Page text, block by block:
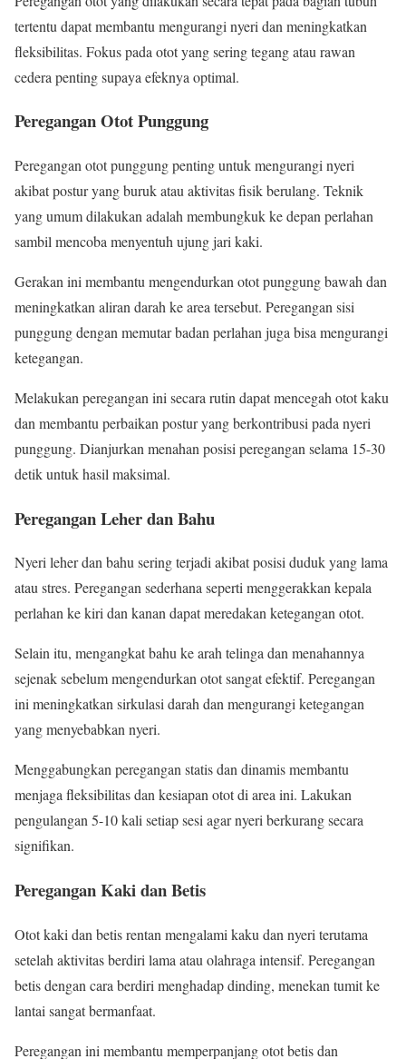
tertentu dapat membantu mengurangi nyeri dan meningkatkan
fleksibilitas. Fokus pada otot yang sering tegang atau rawan
cedera penting supaya efeknya optimal.
Peregangan Otot Punggung
Peregangan otot punggung penting untuk mengurangi nyeri
akibat postur yang buruk atau aktivitas fisik berulang. Teknik
yang umum dilakukan adalah membungkuk ke depan perlahan
sambil mencoba menyentuh ujung jari kaki.
Gerakan ini membantu mengendurkan otot punggung bawah dan
meningkatkan aliran darah ke area tersebut. Peregangan sisi
punggung dengan memutar badan perlahan juga bisa mengurangi
ketegangan.
Melakukan peregangan ini secara rutin dapat mencegah otot kaku
dan membantu perbaikan postur yang berkontribusi pada nyeri
punggung. Dianjurkan menahan posisi peregangan selama 15-30
detik untuk hasil maksimal.
Peregangan Leher dan Bahu
Nyeri leher dan bahu sering terjadi akibat posisi duduk yang lama
atau stres. Peregangan sederhana seperti menggerakkan kepala
perlahan ke kiri dan kanan dapat meredakan ketegangan otot.
Selain itu, mengangkat bahu ke arah telinga dan menahannya
sejenak sebelum mengendurkan otot sangat efektif. Peregangan
ini meningkatkan sirkulasi darah dan mengurangi ketegangan
yang menyebabkan nyeri.
Menggabungkan peregangan statis dan dinamis membantu
menjaga fleksibilitas dan kesiapan otot di area ini. Lakukan
pengulangan 5-10 kali setiap sesi agar nyeri berkurang secara
signifikan.
Peregangan Kaki dan Betis
Otot kaki dan betis rentan mengalami kaku dan nyeri terutama
setelah aktivitas berdiri lama atau olahraga intensif. Peregangan
betis dengan cara berdiri menghadap dinding, menekan tumit ke
lantai sangat bermanfaat.
Peregangan ini membantu memperpanjang otot betis dan